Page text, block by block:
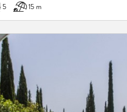
5 15 m